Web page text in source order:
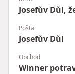
Josefův Důl,
Pošta
Josefův Důl
Obchod
Winner